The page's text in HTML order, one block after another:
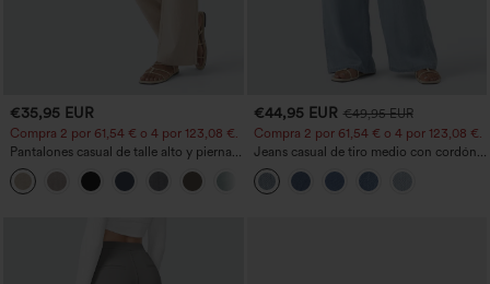
€35,95 EUR
Compra 2 por 61,54 € o 4 por 123,08 €.
Pantalones casual de talle alto y pierna
recta con tacto de lino y bolsillos
+5
€44,95 EUR €49,95 EUR
Compra 2 por 61,54 € o 4 por 123,08 €.
Jeans casual de tiro medio con cordón y
bolsillos